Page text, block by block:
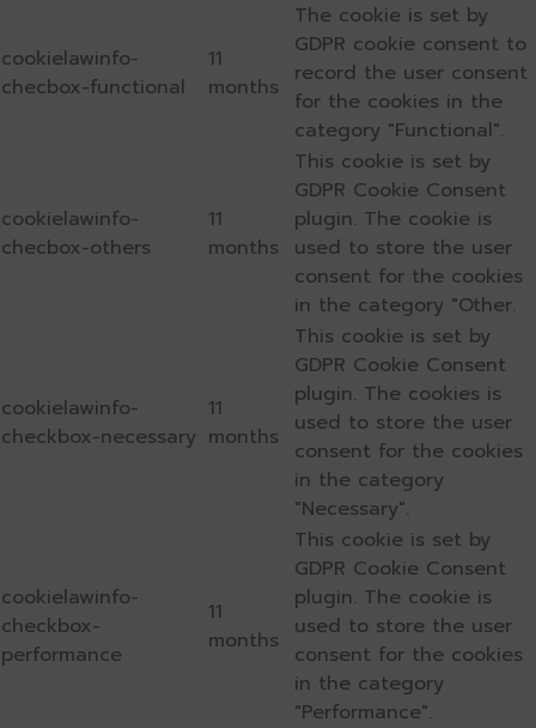
cookielawinfo-
checbox-functional
11
months
The cookie is set by
GDPR cookie consent to
record the user consent
for the cookies in the
category "Functional".
cookielawinfo-
checbox-others
11
months
This cookie is set by
GDPR Cookie Consent
plugin. The cookie is
used to store the user
consent for the cookies
in the category "Other.
cookielawinfo-
checkbox-necessary
11
months
This cookie is set by
GDPR Cookie Consent
plugin. The cookies is
used to store the user
consent for the cookies
in the category
"Necessary".
cookielawinfo-
checkbox-
performance
11
months
This cookie is set by
GDPR Cookie Consent
plugin. The cookie is
used to store the user
consent for the cookies
in the category
"Performance".